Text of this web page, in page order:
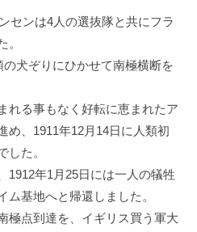
センは4人の選抜隊と共にフラ
。
犬ぞりにひかせて南極横断を
れる事もなく好転に恵まれたア
め、1911年12月14日に人類初
した。
1912年1月25日には一人の犠牲
基地へと帰還しました。
極点到達を、イギリス買う軍大